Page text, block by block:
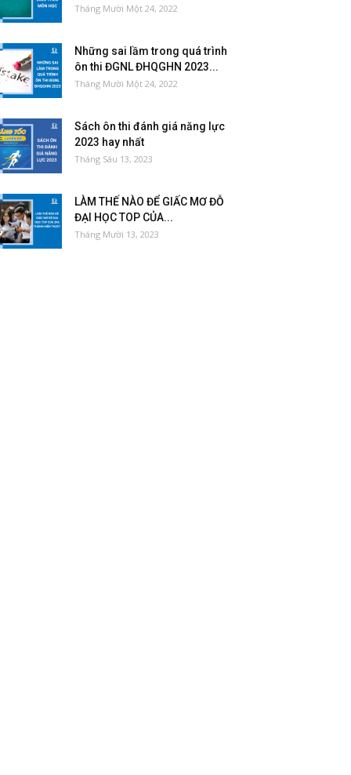
Tháng Mười Một 24, 2022
Những sai lầm trong quá trình
ôn thi ĐGNL ĐHQGHN 2023...
Tháng Mười Một 24, 2022
Sách ôn thi đánh giá năng lực
2023 hay nhất
Tháng Sáu 13, 2023
LÀM THẾ NÀO ĐỂ GIẤC MƠ ĐỖ
ĐẠI HỌC TOP CỦA...
Tháng Mười 13, 2023